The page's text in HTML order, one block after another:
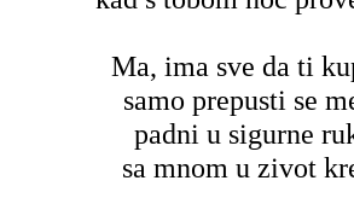
Ma, ima sve da ti
samo prepusti se
padni u sigurne
sa mnom u zivot